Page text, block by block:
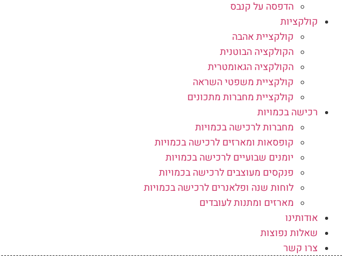
הדפסה על קנבס
קולקציות
קולקציית אהבה
הקולקציה הבוטנית
הקולקציה הגאומטרית
קולקציית משפטי השראה
קולקציית מחברות מתכונים
רכישה בכמויות
מחברות לרכישה בכמויות
קופסאות ומארזים לרכישה בכמויות
יומנים שבועיים לרכישה בכמויות
פנקסים מעוצבים לרכישה בכמויות
לוחות שנה ופלאנרים לרכישה בכמויות
מארזים ומתנות לעובדים
אודותינו
שאלות נפוצות
צרו קשר